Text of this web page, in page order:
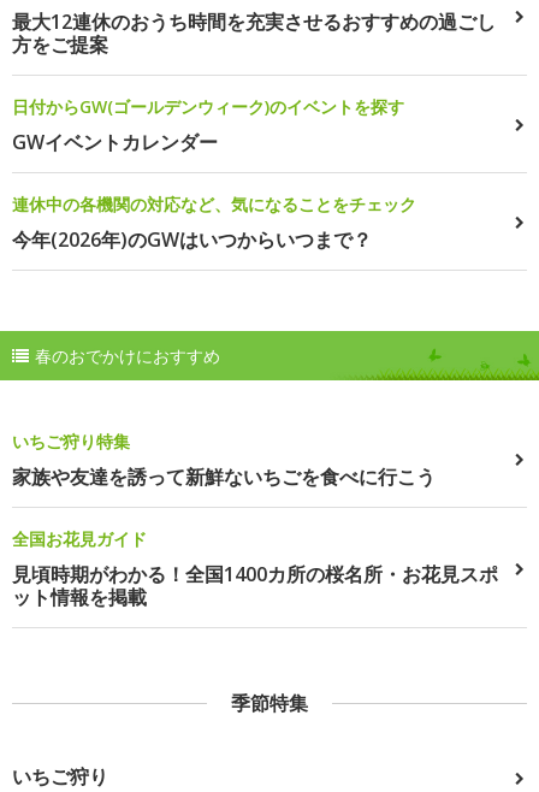
最大12連休のおうち時間を充実させるおすすめの過ごし
方をご提案
日付からGW(ゴールデンウィーク)のイベントを探す
GWイベントカレンダー
連休中の各機関の対応など、気になることをチェック
今年(2026年)のGWはいつからいつまで？
春のおでかけにおすすめ
いちご狩り特集
家族や友達を誘って新鮮ないちごを食べに行こう
全国お花見ガイド
見頃時期がわかる！全国1400カ所の桜名所・お花見スポ
ット情報を掲載
季節特集
いちご狩り